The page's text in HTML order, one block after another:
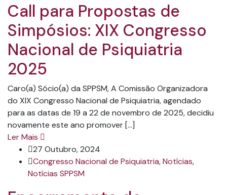
Call para Propostas de
Simpósios: XIX Congresso
Nacional de Psiquiatria
2025
Caro(a) Sócio(a) da SPPSM, A Comissão Organizadora
do XIX Congresso Nacional de Psiquiatria, agendado
para as datas de 19 a 22 de novembro de 2025, decidiu
novamente este ano promover […]
Ler Mais
27 Outubro, 2024
Congresso Nacional de Psiquiatria,Notícias,
Notícias SPPSM